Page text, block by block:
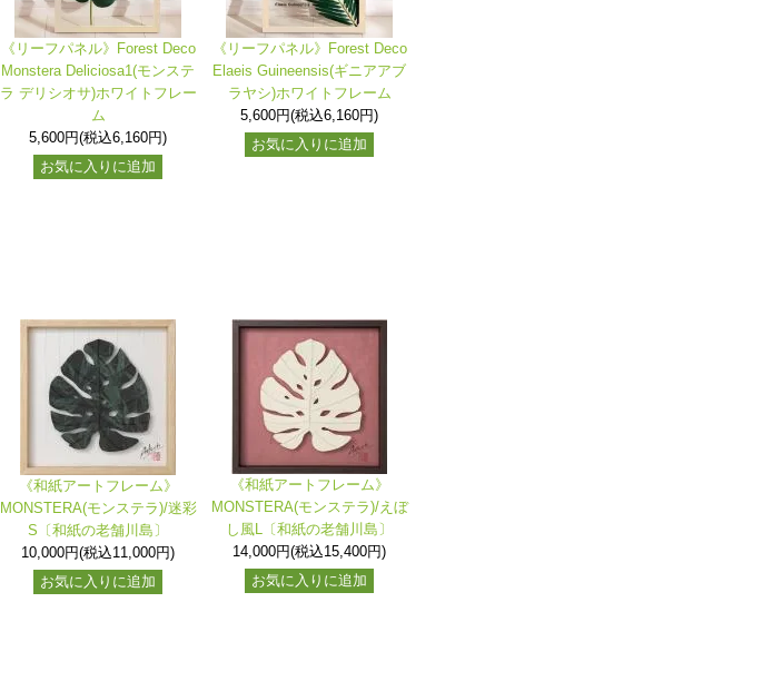
《リーフパネル》Forest Deco
Monstera Deliciosa1(モンステ
ラ デリシオサ)ホワイトフレー
ム
5,600円(税込6,160円)
お気に入りに追加
《リーフパネル》Forest Deco
Elaeis Guineensis(ギニアアブ
ラヤシ)ホワイトフレーム
5,600円(税込6,160円)
お気に入りに追加
《和紙アートフレーム》
MONSTERA(モンステラ)/迷彩
S〔和紙の老舗川島〕
10,000円(税込11,000円)
お気に入りに追加
《和紙アートフレーム》
MONSTERA(モンステラ)/えぼ
し風L〔和紙の老舗川島〕
14,000円(税込15,400円)
お気に入りに追加